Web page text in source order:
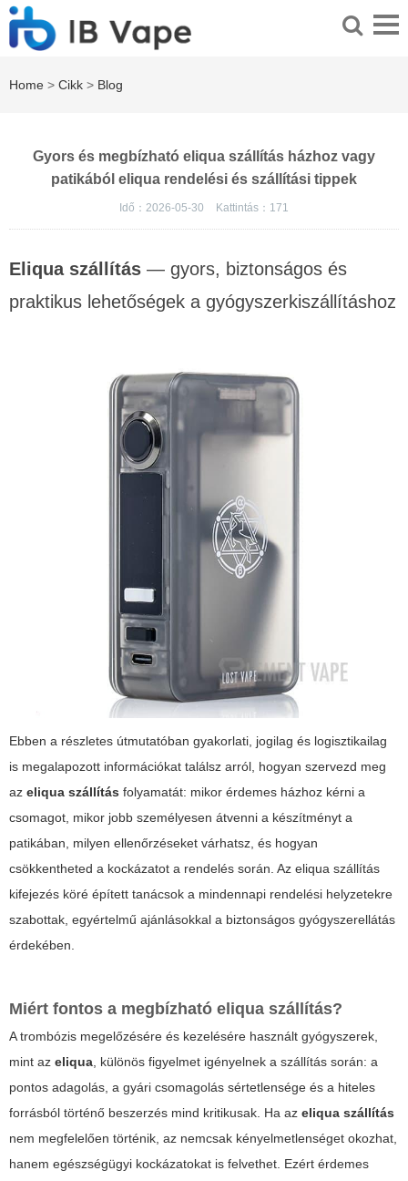
Home > Cikk > Blog
Gyors és megbízható eliqua szállítás házhoz vagy
patikából eliqua rendelési és szállítási tippek
Idő：2026-05-30 Kattintás： 171
Eliqua szállítás — gyors, biztonságos és
praktikus lehetőségek a gyógyszerkiszállításhoz
Ebben a részletes útmutatóban gyakorlati, jogilag és logisztikailag
is megalapozott információkat találsz arról, hogyan szervezd meg
az eliqua szállítás folyamatát: mikor érdemes házhoz kérni a
csomagot, mikor jobb személyesen átvenni a készítményt a
patikában, milyen ellenőrzéseket várhatsz, és hogyan
csökkentheted a kockázatot a rendelés során. Az eliqua szállítás
kifejezés köré épített tanácsok a mindennapi rendelési helyzetekre
szabottak, egyértelmű ajánlásokkal a biztonságos gyógyszerellátás
érdekében.
Miért fontos a megbízható eliqua szállítás?
A trombózis megelőzésére és kezelésére használt gyógyszerek,
mint az eliqua, különös figyelmet igényelnek a szállítás során: a
pontos adagolás, a gyári csomagolás sértetlensége és a hiteles
forrásból történő beszerzés mind kritikusak. Ha az eliqua szállítás
nem megfelelően történik, az nemcsak kényelmetlenséget okozhat,
hanem egészségügyi kockázatokat is felvethet. Ezért érdemes